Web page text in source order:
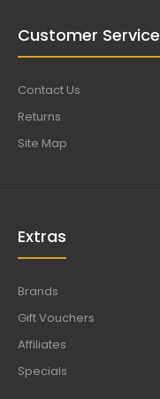
Customer Service
Contact Us
Returns
Site Map
Extras
Brands
Gift Vouchers
Affiliates
Specials